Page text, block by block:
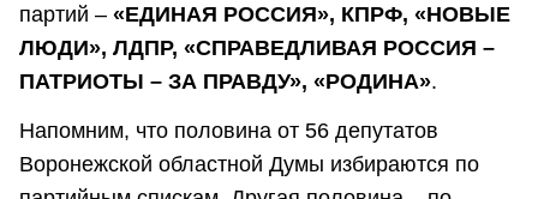
партий – «ЕДИНАЯ РОССИЯ», КПРФ, «НОВЫЕ
ЛЮДИ», ЛДПР, «СПРАВЕДЛИВАЯ РОССИЯ –
ПАТРИОТЫ – ЗА ПРАВДУ», «РОДИНА».
Напомним, что половина от 56 депутатов
Воронежской областной Думы избираются по